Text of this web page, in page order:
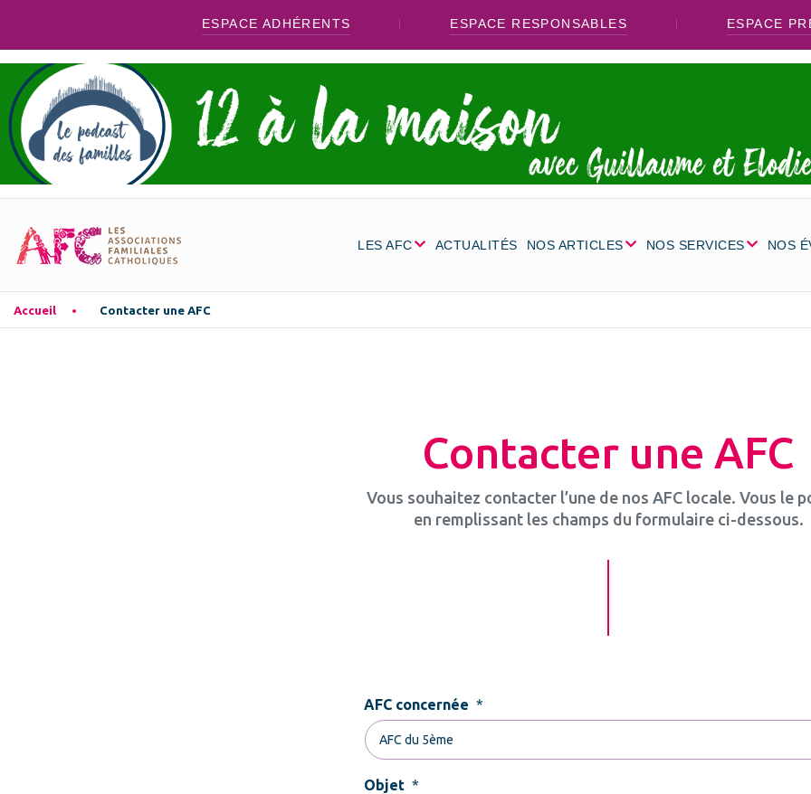
ESPACE ADHÉRENTS ESPACE RESPONSABLES ESPACE
LES AFC ACTUALITÉS NOS ARTICLES NOS SERVICES NOS
Accueil Contacter une AFC
Contacter une AFC
Vous souhaitez contacter l’une de nos AFC locale. Vous le
en remplissant les champs du formulaire ci-dessous.
AFC concernée *
Objet *